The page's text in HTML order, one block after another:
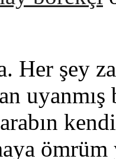
Her şey
uyanmış